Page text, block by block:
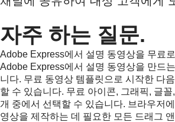
자주 하는 질문.
Adobe Express에서 설명 동영상을 무료
Adobe Express에서 설명 동영상을 만드
니다. 무료 동영상 템플릿으로 시작한 다
할 수 있습니다. 무료 아이콘, 그래픽, 글
개 중에서 선택할 수 있습니다. 브라우저
영상을 제작하는 데 필요한 모든 드래그